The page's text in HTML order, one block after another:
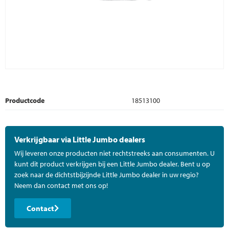
Productcode 18513100
Verkrijgbaar via Little Jumbo dealers
Wij leveren onze producten niet rechtstreeks aan consumenten. U
kunt dit product verkrijgen bij een Little Jumbo dealer. Bent u op
zoek naar de dichtstbijzijnde Little Jumbo dealer in uw regio?
Neem dan contact met ons op!
Contact